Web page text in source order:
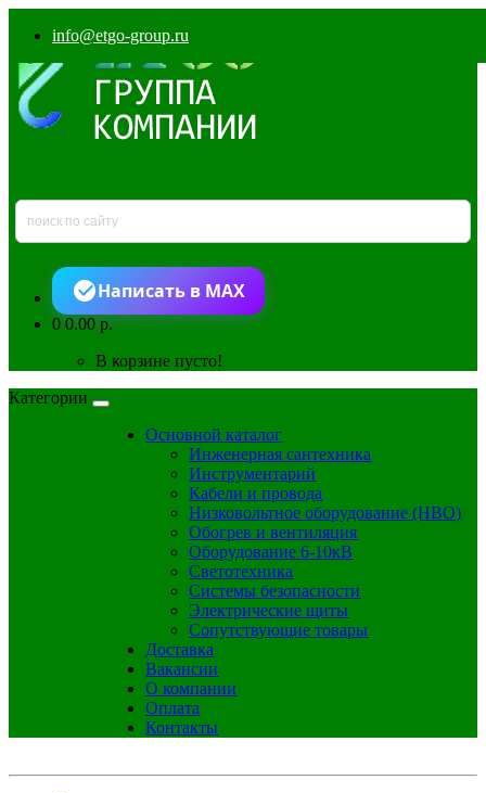
info@etgo-group.ru
Написать в MAX
00.00 р.
В корзине пусто!
Категории
Основной каталог
Инженерная сантехника
Инструментарий
Кабели и провода
Низковольтное оборудование (НВО)
Обогрев и вентиляция
Оборудование 6-10кВ
Светотехника
Системы безопасности
Электрические щиты
Сопутствующие товары
Доставка
Вакансии
О компании
Оплата
Контакты